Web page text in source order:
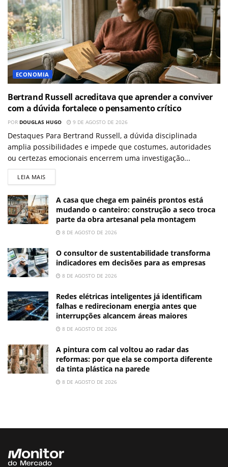
ECONOMIA
Bertrand Russell acreditava que aprender a conviver
com a dúvida fortalece o pensamento crítico
POR DOUGLAS HUGO 9 DE AGOSTO DE 2026
Destaques Para Bertrand Russell, a dúvida disciplinada
amplia possibilidades e impede que costumes, autoridades
ou certezas emocionais encerrem uma investigação...
LEIA MAIS
A casa que chega em painéis prontos está
mudando o canteiro: construção a seco troca
parte da obra artesanal pela montagem
8 DE AGOSTO DE 2026
O consultor de sustentabilidade transforma
indicadores em decisões para as empresas
8 DE AGOSTO DE 2026
Redes elétricas inteligentes já identificam
falhas e redirecionam energia antes que
interrupções alcancem áreas maiores
8 DE AGOSTO DE 2026
A pintura com cal voltou ao radar das
reformas: por que ela se comporta diferente
da tinta plástica na parede
8 DE AGOSTO DE 2026